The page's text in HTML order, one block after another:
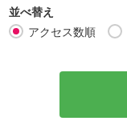
並べ替え
アクセス数順